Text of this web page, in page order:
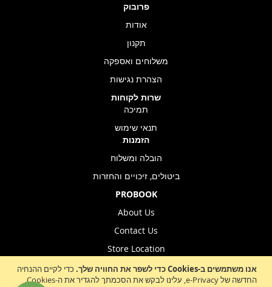
אנו משתמשים ב-Cookies כדי לשפר את החוויה שלך.
כדי לקיים ההנחיה
החדשה של e-Privacy, עלינו לבקש את הסכמתך להגדיר את ה-Cookies.
פרובוק
אודות
תקנון
משלוחים ואספקה
הצהרת נגישות
שרות לקוחות
תמיכה
תנאי שימוש
הזמנות
הובלה ומשלוח
ביטולים, זיכויים והחזרות
PROBOOK
About Us
Contact Us
Store Location